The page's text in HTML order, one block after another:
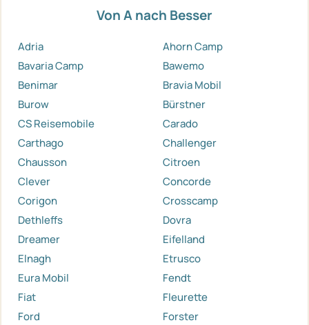
Von A nach Besser
Adria
Ahorn Camp
Bavaria Camp
Bawemo
Benimar
Bravia Mobil
Burow
Bürstner
CS Reisemobile
Carado
Carthago
Challenger
Chausson
Citroen
Clever
Concorde
Corigon
Crosscamp
Dethleffs
Dovra
Dreamer
Eifelland
Elnagh
Etrusco
Eura Mobil
Fendt
Fiat
Fleurette
Ford
Forster